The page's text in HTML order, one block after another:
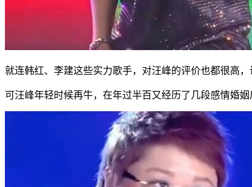
就连韩红、李建这些实力歌手，对汪峰的评价也都很高
可汪峰年轻时候再牛，在年过半百又经历了几段感情婚姻